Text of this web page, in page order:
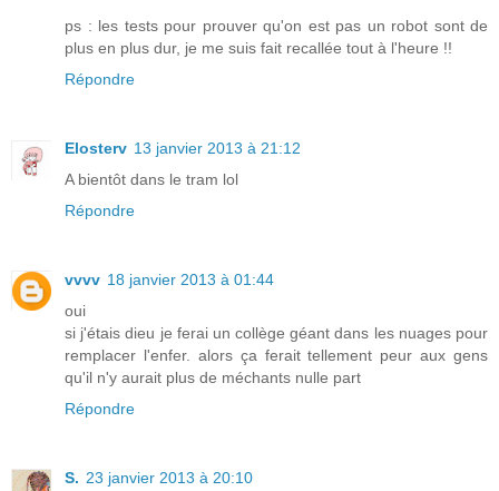
ps : les tests pour prouver qu'on est pas un robot sont de
plus en plus dur, je me suis fait recallée tout à l'heure !!
Répondre
Elosterv 13 janvier 2013 à 21:12
A bientôt dans le tram lol
Répondre
vvvv 18 janvier 2013 à 01:44
oui
si j'étais dieu je ferai un collège géant dans les nuages pour
remplacer l'enfer. alors ça ferait tellement peur aux gens
qu'il n'y aurait plus de méchants nulle part
Répondre
S. 23 janvier 2013 à 20:10